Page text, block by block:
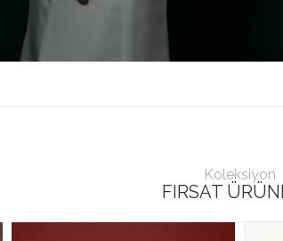
Koleksiyon
FIRSAT